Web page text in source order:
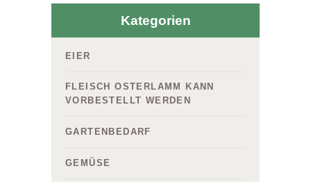
Kategorien
EIER
FLEISCH OSTERLAMM KANN
VORBESTELLT WERDEN
GARTENBEDARF
GEMÜSE